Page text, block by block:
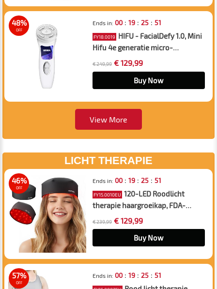
lifting en opmerkelijk effectieve
48%
OFF
Ends in: 00: 19: 25: 50
FY18.0019
HIFU - FacialDefy 1.0, Mini
Hifu 4e generatie micro-
gefocuste ultrasone machine,
voor een stevige, jeugdige huid
€ 249,99 € 129,99
Buy Now
View More
LICHT THERAPIE
46%
OFF
Ends in: 00: 19: 25: 50
FY15.0010EU 120-LED Roodlicht
therapie haargroeikap, FDA-
certificering haargroeikap voor
mannen en vrouwen,
Laserlichttherapiekap voor
Haaruitvalbehandeling.Plug-in-
stijl.
€ 239,99 € 129,99
Buy Now
57%
OFF
Ends in: 00: 19: 25: 50